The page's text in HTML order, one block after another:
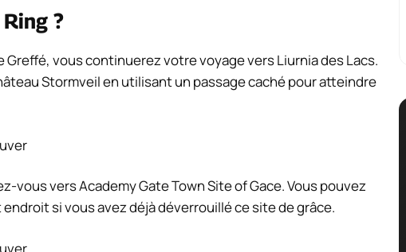
?
Greffé, vous continuerez votre voyage vers Liurnia des Lacs.
Stormveil en utilisant un passage caché pour atteindre
vous vers Academy Gate Town Site of Gace. Vous pouvez
si vous avez déjà déverrouillé ce site de grâce.